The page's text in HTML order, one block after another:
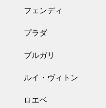
フェンディ
プラダ
ブルガリ
ルイ・ヴィトン
ロエベ